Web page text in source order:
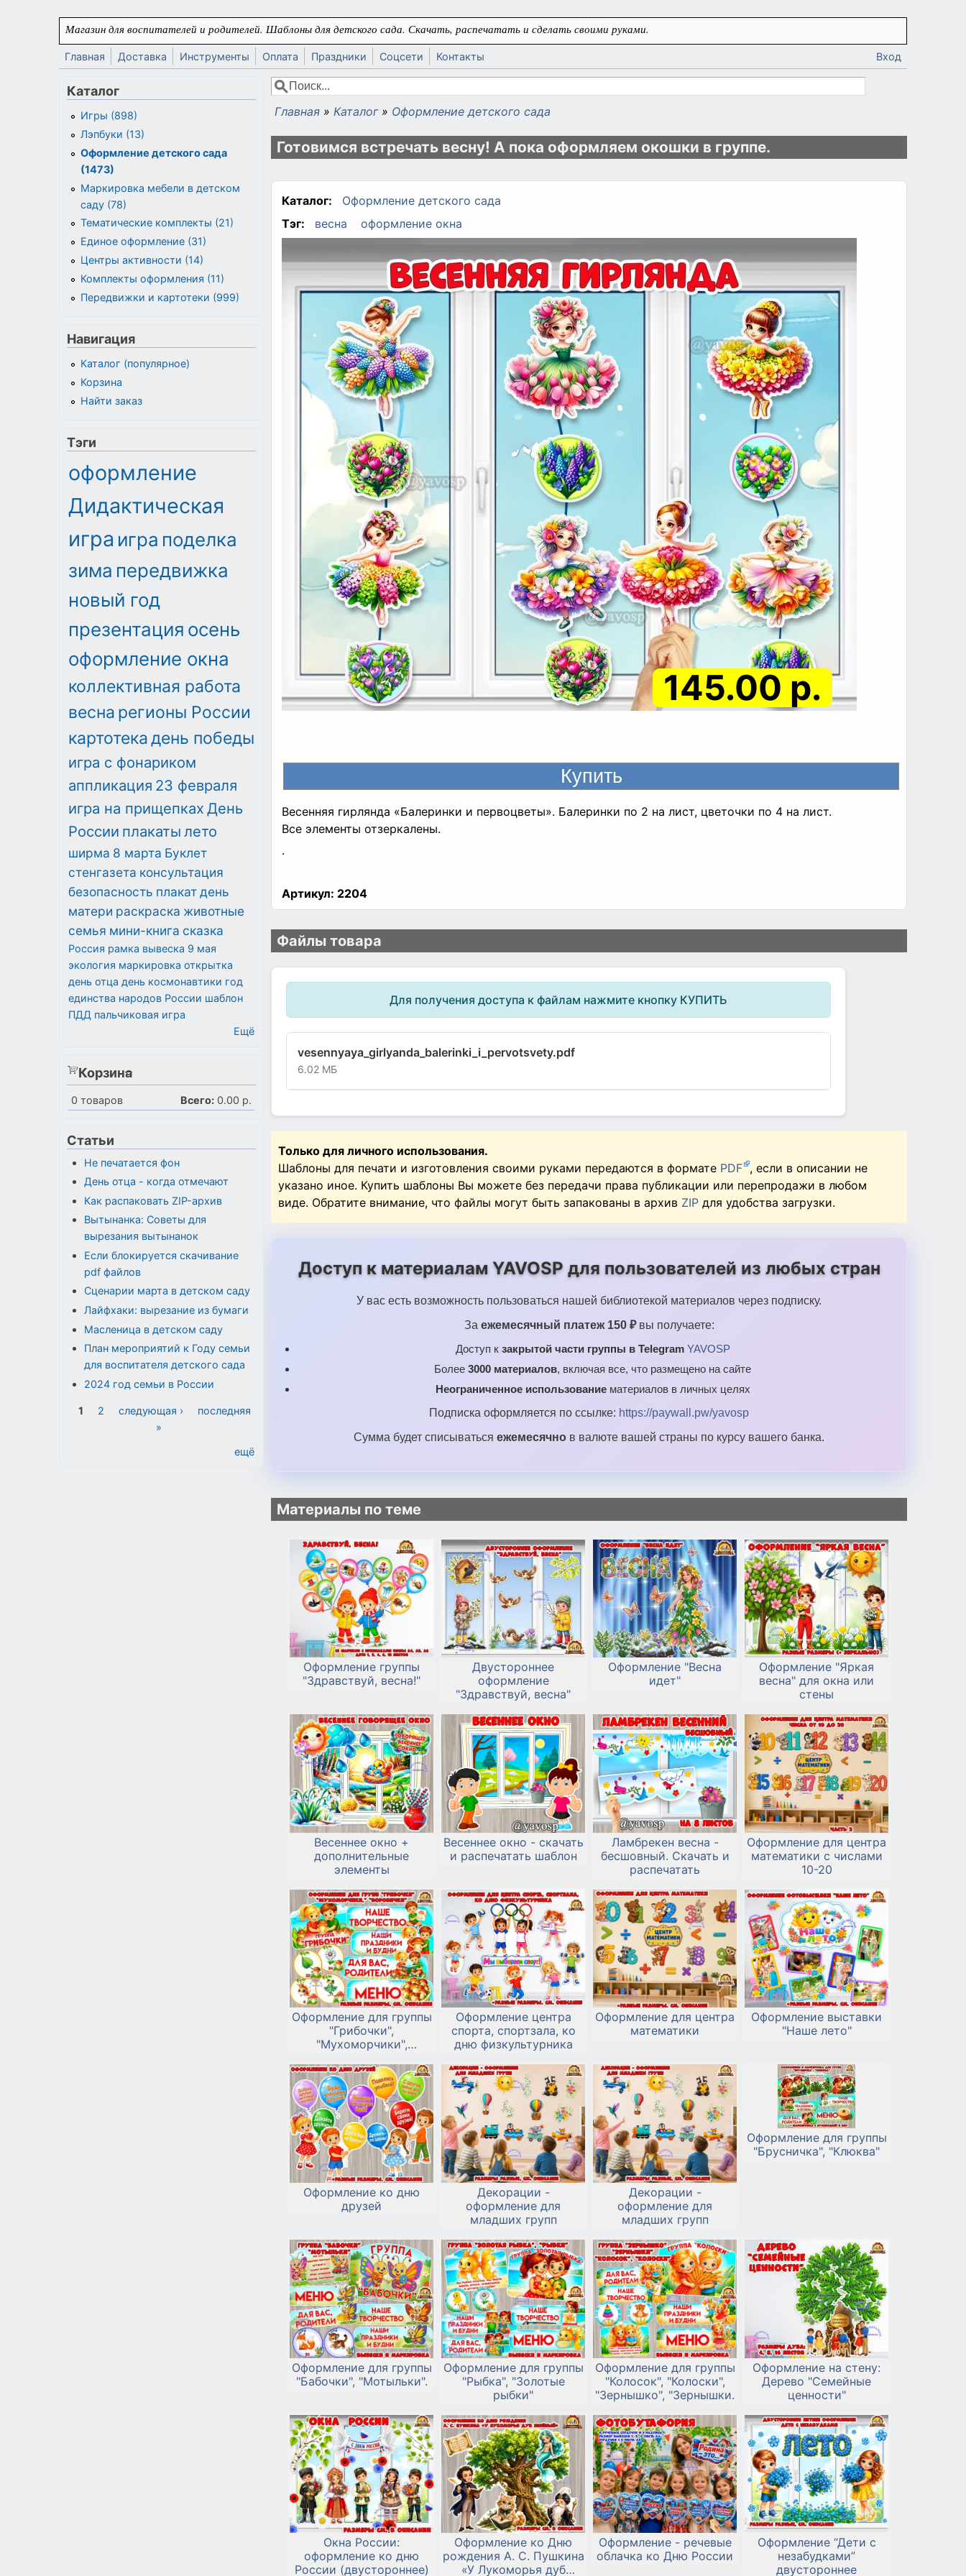
Перейти к основному содержанию
Магазин для воспитателей и родителей. Шаблоны для детского сада. Скачать, распечатать и сделать своими руками.
Главная Доставка Инструменты Оплата Праздники Соцсети Контакты Вход
Форма поиска
Поиск
Вы здесь
Главная » Каталог » Оформление детского сада
Готовимся встречать весну! А пока оформляем окошки в группе.
Каталог:
Оформление детского сада
Тэг:
весна оформление окна
145.00 р.
Весенняя гирлянда «Балеринки и первоцветы». Балеринки по 2 на лист, цветочки по 4 на лист.
Все элементы отзеркалены.
.
Артикул: 2204
Файлы товара
Для получения доступа к файлам нажмите кнопку КУПИТЬ
vesennyaya_girlyanda_balerinki_i_pervotsvety.pdf
6.02 МБ
Только для личного использования.
Шаблоны для печати и изготовления своими руками передаются в формате PDF , если в описании не
указано иное. Купить шаблоны Вы можете без передачи права публикации или перепродажи в любом
виде. Обратите внимание, что файлы могут быть запакованы в архив ZIP для удобства загрузки.
Доступ к материалам YAVOSP для пользователей из любых стран
У вас есть возможность пользоваться нашей библиотекой материалов через подписку.
За ежемесячный платеж 150 ₽вы получаете:
Доступ к закрытой части группы в Telegram YAVOSP
Более 3000 материалов, включая все, что размещено на сайте
Неограниченное использованиематериалов в личных целях
Подписка оформляется по ссылке: https://paywall.pw/yavosp
Сумма будет списываться ежемесячно в валюте вашей страны по курсу вашего банка.
Материалы по теме
Оформление группы
"Здравствуй, весна!"
Двустороннее
оформление
"Здравствуй, весна"
Оформление "Весна
идет"
Оформление "Яркая
весна" для окна или
стены
Весеннее окно +
дополнительные
элементы
Весеннее окно - скачать
и распечатать шаблон
Ламбрекен весна -
бесшовный. Скачать и
распечатать
Оформление для центра
математики с числами
10-20
Оформление для группы
"Грибочки",
"Мухоморчики",
Оформление центра
спорта, спортзала, ко
дню физкультурника
Оформление для центра
математики
Оформление выставки
"Наше лето"
Оформление ко дню
друзей
Декорации -
оформление для
младших групп
Декорации -
оформление для
младших групп
Оформление для группы
"Брусничка", "Клюква"
Оформление для группы
"Бабочки", "Мотыльки".
Оформление для группы
"Рыбка", "Золотые
рыбки"
Оформление для группы
"Колосок", "Колоски",
"Зернышко", "Зернышки.
Оформление на стену:
Дерево "Семейные
ценности"
Окна России:
оформление ко дню
России (двустороннее)
Оформление ко Дню
рождения А. С. Пушкина
«У Лукоморья дуб
Оформление - речевые
облачка ко Дню России
Оформление “Дети с
незабудками”
двустороннее
Каталог
Игры (898)
Лэпбуки (13)
Оформление детского сада
(1473)
Маркировка мебели в детском
саду (78)
Тематические комплекты (21)
Единое оформление (31)
Центры активности (14)
Комплекты оформления (11)
Передвижки и картотеки (999)
Навигация
Каталог (популярное)
Корзина
Найти заказ
Тэги
оформление
Дидактическая
игра игра поделка
зима передвижка
новый год
презентация осень
оформление окна
коллективная работа
весна регионы России
картотекадень победы
игра с фонариком
аппликация 23 февраля
игра на прищепках День
России плакаты лето
ширма 8 марта Буклет
стенгазета консультация
безопасность плакатдень
матери раскраска животные
семья мини-книга сказка
Россия рамка вывеска 9 мая
экология маркировка открытка
день отца день космонавтики год
единства народов России шаблон
ПДД пальчиковая игра
Ещё
Корзина
0 товаров Всего: 0.00 р.
Статьи
Не печатается фон
День отца - когда отмечают
Как распаковать ZIP-архив
Вытынанка: Советы для
вырезания вытынанок
Если блокируется скачивание
pdf файлов
Сценарии марта в детском саду
Лайфхаки: вырезание из бумаги
Масленица в детском саду
План мероприятий к Году семьи
для воспитателя детского сада
2024 год семьи в России
Страницы
1 2 следующая ›
последняя
»
ещё